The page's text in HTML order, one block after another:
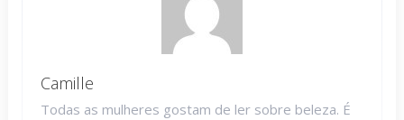
Camille
Todas as mulheres gostam de ler sobre beleza. É